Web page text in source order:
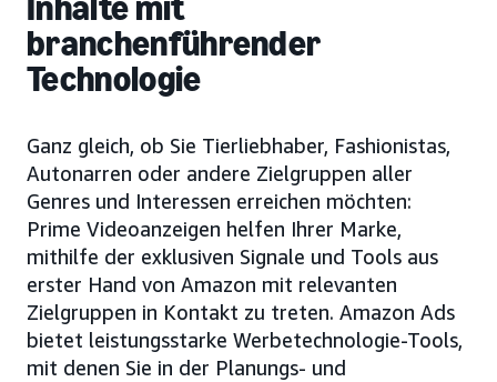
branchenführender
Technologie
Ganz gleich, ob Sie Tierliebhaber, Fashionistas,
Autonarren oder andere Zielgruppen aller
Genres und Interessen erreichen möchten:
Prime Videoanzeigen helfen Ihrer Marke,
mithilfe der exklusiven Signale und Tools aus
erster Hand von Amazon mit relevanten
Zielgruppen in Kontakt zu treten. Amazon Ads
bietet leistungsstarke Werbetechnologie-Tools,
mit denen Sie in der Planungs- und